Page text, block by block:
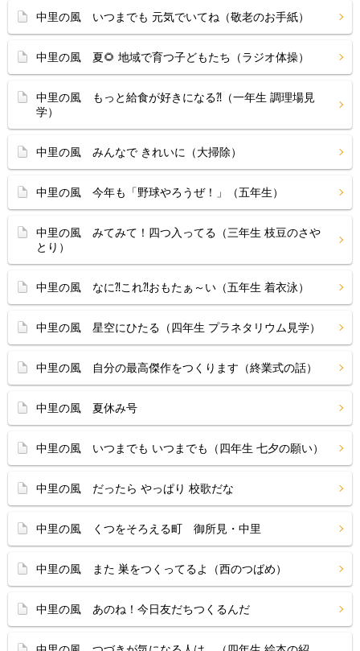
中里の風 いつまでも 元気でいてね（敬老のお手紙）
中里の風 夏🌻 地域で育つ子どもたち（ラジオ体操）
中里の風 もっと給食が好きになる⁈（一年生 調理場見
学）
中里の風 みんなで きれいに（大掃除）
中里の風 今年も「野球やろうぜ！」（五年生）
中里の風 みてみて！四つ入ってる（三年生 枝豆のさや
とり）
中里の風 なに⁈これ⁈おもたぁ～い（五年生 着衣泳）
中里の風 星空にひたる（四年生 プラネタリウム見学）
中里の風 自分の最高傑作をつくります（終業式の話）
中里の風 夏休み号
中里の風 いつまでも いつまでも（四年生 七夕の願い）
中里の風 だったら やっぱり 校歌だな
中里の風 くつをそろえる町 御所見・中里
中里の風 また 巣をつくってるよ（西のつばめ）
中里の風 あのね！今日友だちつくるんだ